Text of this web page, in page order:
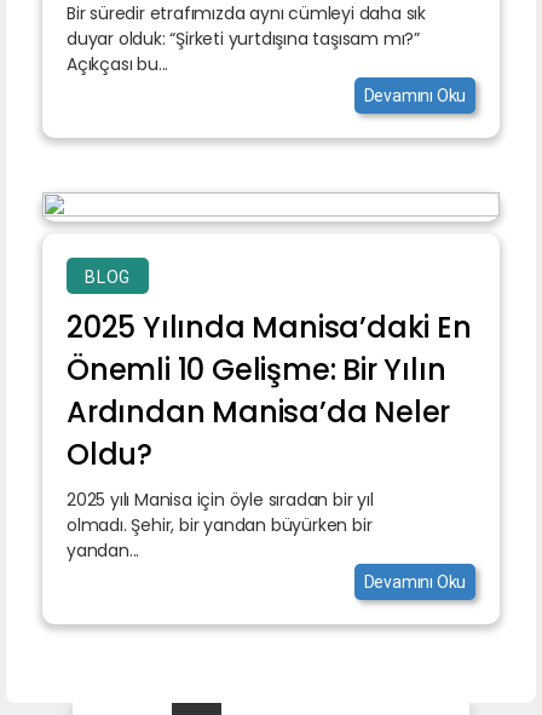
Bir süredir etrafımızda aynı cümleyi daha sık
duyar olduk: “Şirketi yurtdışına taşısam mı?”
Açıkçası bu...
Devamını Oku
BLOG
2025 Yılında Manisa’daki En
Önemli 10 Gelişme: Bir Yılın
Ardından Manisa’da Neler
Oldu?
2025 yılı Manisa için öyle sıradan bir yıl
olmadı. Şehir, bir yandan büyürken bir
yandan...
Devamını Oku